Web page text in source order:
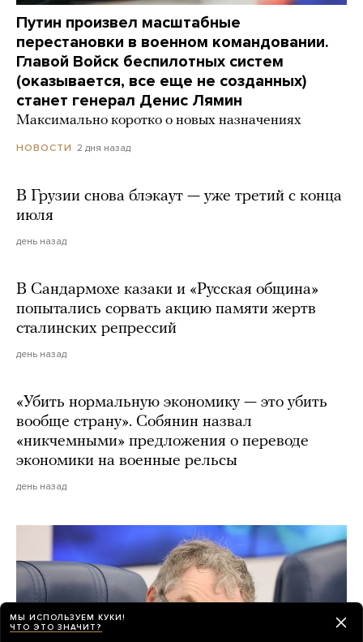
Путин произвел масштабные
перестановки в военном командовании.
Главой Войск беспилотных систем
(оказывается, все еще не созданных)
станет генерал Денис Лямин
Максимально коротко о новых назначениях
НОВОСТИ 2 дня назад
В Грузии снова блэкаут — уже третий с конца
июля
день назад
В Сандармохе казаки и «Русская община»
попытались сорвать акцию памяти жертв
сталинских репрессий
день назад
«Убить нормальную экономику — это убить
вообще страну». Собянин назвал
«никчемными» предложения о переводе
экономики на военные рельсы
день назад
МЫ ИСПОЛЬЗУЕМ КУКИ!
ЧТО ЭТО ЗНАЧИТ?